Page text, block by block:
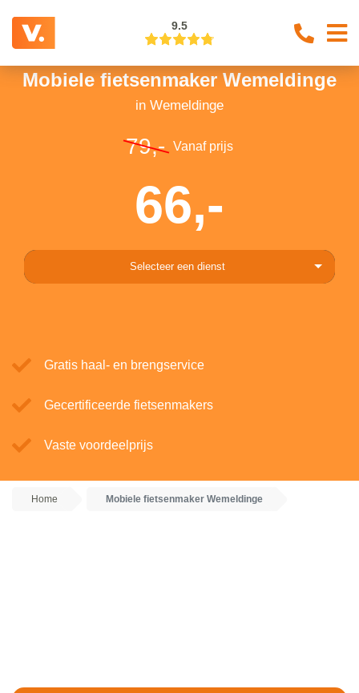
9.5
Mobiele fietsenmaker Wemeldinge
in Wemeldinge
79,- Vanaf prijs
66,-
Selecteer een dienst
Gratis haal- en brengservice
Gecertificeerde fietsenmakers
Vaste voordeelprijs
Home Mobiele fietsenmaker Wemeldinge